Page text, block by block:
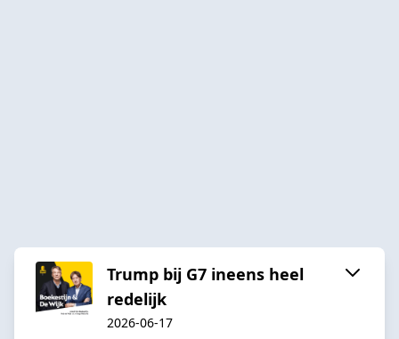
Trump bij G7 ineens heel
redelijk
2026-06-17